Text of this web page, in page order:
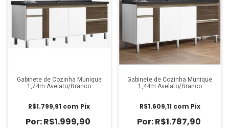
Gabinete de Cozinha Munique
1,74m Avelato/Branco
R$1.999,90
R$1.799,91 com Pix
Gabinete de Cozinha Munique
1,44m Avelato/Branco
R$1.787,90
R$1.609,11 com Pix